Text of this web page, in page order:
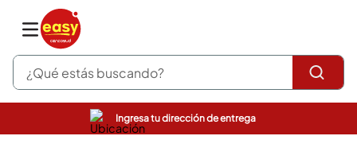
¿Qué estás buscando?
Ingresa tu dirección de entrega
pinturas